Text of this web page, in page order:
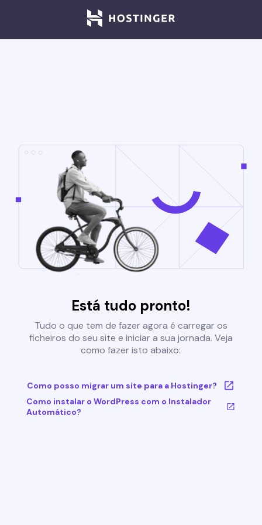
Está tudo pronto!
Tudo o que tem de fazer agora é carregar os
ficheiros do seu site e iniciar a sua jornada. Veja
como fazer isto abaixo:
Como posso migrar um site para a Hostinger?
Como instalar o WordPress com o Instalador
Automático?